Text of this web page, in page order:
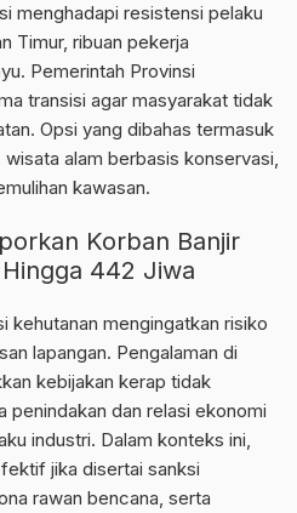
menghadapi resistensi pelaku
Timur, ribuan pekerja
Pemerintah Provinsi
transisi agar masyarakat tidak
Opsi yang dibahas termasuk
alam berbasis konservasi,
kawasan.
Korban Banjir
442 Jiwa
kehutanan mengingatkan risiko
lapangan. Pengalaman di
kebijakan kerap tidak
penindakan dan relasi ekonomi
industri. Dalam konteks ini,
jika disertai sanksi
rawan bencana, serta